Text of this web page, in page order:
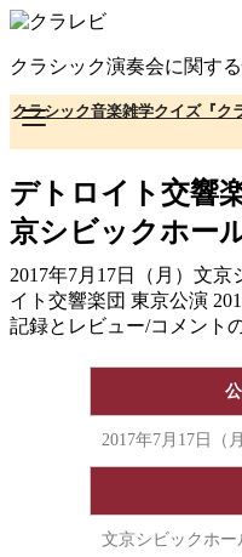
コ
テ
ン
ツ
へ
動
クラシック演奏会に関す
クラシック音楽雑学クイズ『ク
デトロイト交響
京シビックホール
2017年7月17日（月）文
イト交響楽団 東京公演
記録とレビュー/コメント
2017年7月17日（月
文京シビックホー